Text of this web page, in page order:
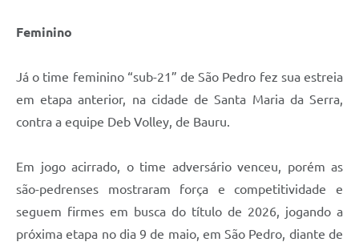
Feminino
Já o time feminino “sub-21” de São Pedro fez sua estreia
em etapa anterior, na cidade de Santa Maria da Serra,
contra a equipe Deb Volley, de Bauru.
Em jogo acirrado, o time adversário venceu, porém as
são-pedrenses mostraram força e competitividade e
seguem firmes em busca do título de 2026, jogando a
próxima etapa no dia 9 de maio, em São Pedro, diante de